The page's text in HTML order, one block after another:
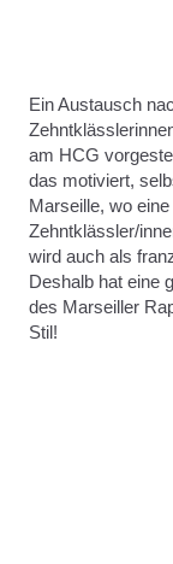
Ein Austausch
am HCG
das motiviert,
Marseille, wo
Zehntklässler/
wird auch als
Deshalb hat eine
des Marseiller
Stil!